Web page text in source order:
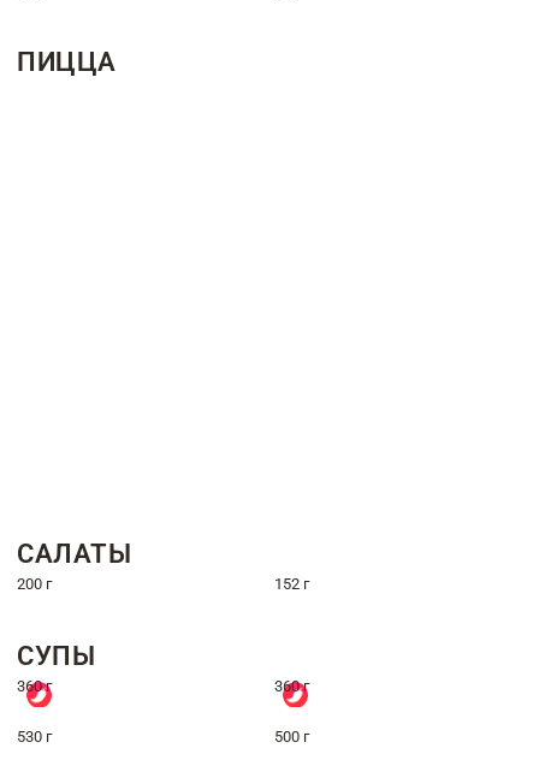
ПИЦЦА
САЛАТЫ
200 г 152 г
СУПЫ
360 г 360 г
530 г 500 г